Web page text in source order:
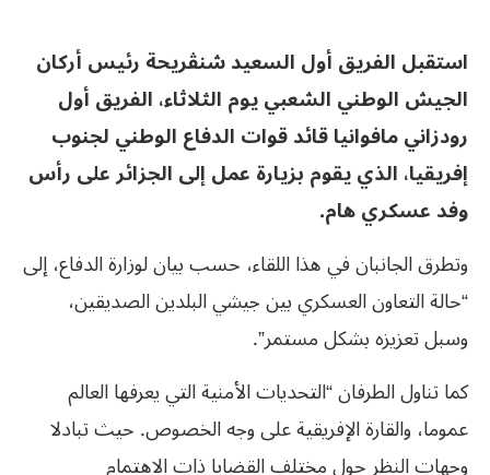
استقبل الفريق أول السعيد شنڨريحة رئيس أركان
الجيش الوطني الشعبي يوم الثلاثاء، الفريق أول
رودزاني مافوانيا قائد قوات الدفاع الوطني لجنوب
إفريقيا، الذي يقوم بزيارة عمل إلى الجزائر على رأس
وفد عسكري هام.
وتطرق الجانبان في هذا اللقاء، حسب بيان لوزارة الدفاع، إلى
“حالة التعاون العسكري بين جيشي البلدين الصديقين،
وسبل تعزيزه بشكل مستمر”.
كما تناول الطرفان “التحديات الأمنية التي يعرفها العالم
عموما، والقارة الإفريقية على وجه الخصوص. حيث تبادلا
وجهات النظر حول مختلف القضايا ذات الاهتمام